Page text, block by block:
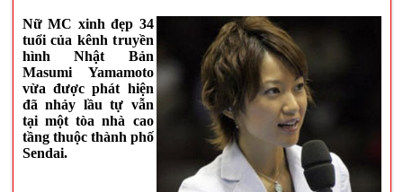
Nữ MC xinh đẹp 34
tuổi của kênh truyền
hình Nhật Bản
Masumi Yamamoto
vừa được phát hiện
đã nhảy lầu tự vẫn
tại một tòa nhà cao
tầng thuộc thành phố
Sendai.